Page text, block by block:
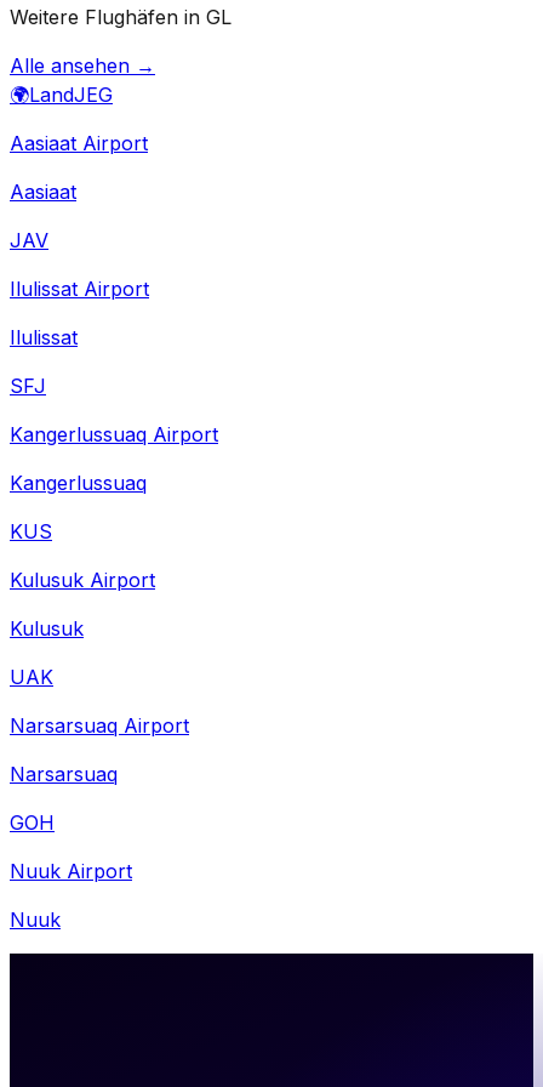
Weitere Flughäfen in GL
Alle ansehen →
🌍LandJEG
Aasiaat Airport
Aasiaat
JAV
Ilulissat Airport
Ilulissat
SFJ
Kangerlussuaq Airport
Kangerlussuaq
KUS
Kulusuk Airport
Kulusuk
UAK
Narsarsuaq Airport
Narsarsuaq
GOH
Nuuk Airport
Nuuk